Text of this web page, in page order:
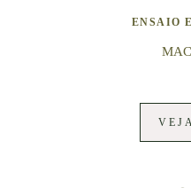
ENSAIO